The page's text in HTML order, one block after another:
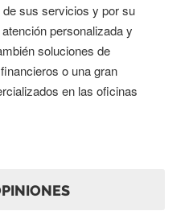
sus servicios y por su
personalizada y
soluciones de
o una gran
en las oficinas